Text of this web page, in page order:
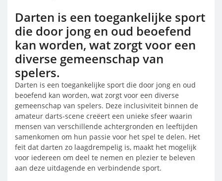
Darten is een toegankelijke sport
die door jong en oud beoefend
kan worden, wat zorgt voor een
diverse gemeenschap van
spelers.
Darten is een toegankelijke sport die door jong en oud
beoefend kan worden, wat zorgt voor een diverse
gemeenschap van spelers. Deze inclusiviteit binnen de
amateur darts-scene creëert een unieke sfeer waarin
mensen van verschillende achtergronden en leeftijden
samenkomen om hun passie voor het spel te delen. Het
feit dat darten zo laagdrempelig is, maakt het mogelijk
voor iedereen om deel te nemen en plezier te beleven
aan deze uitdagende en verbindende sport.